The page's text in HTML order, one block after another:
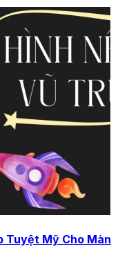
Tuyệt Mỹ Cho Màn